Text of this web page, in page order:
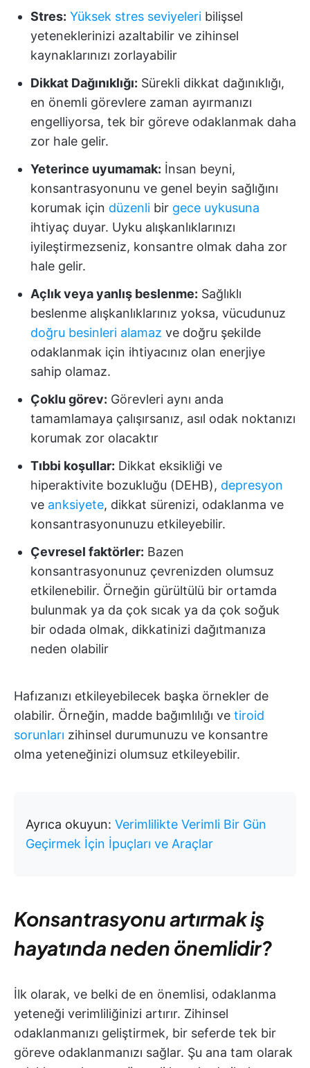
Stres: Yüksek stres seviyeleri bilişsel
yeteneklerinizi azaltabilir ve zihinsel
kaynaklarınızı zorlayabilir
Dikkat Dağınıklığı: Sürekli dikkat dağınıklığı,
en önemli görevlere zaman ayırmanızı
engelliyorsa, tek bir göreve odaklanmak daha
zor hale gelir.
Yeterince uyumamak: İnsan beyni,
konsantrasyonunu ve genel beyin sağlığını
korumak için düzenli bir gece uykusuna
ihtiyaç duyar. Uyku alışkanlıklarınızı
iyileştirmezseniz, konsantre olmak daha zor
hale gelir.
Açlık veya yanlış beslenme: Sağlıklı
beslenme alışkanlıklarınız yoksa, vücudunuz
doğru besinleri alamaz ve doğru şekilde
odaklanmak için ihtiyacınız olan enerjiye
sahip olamaz.
Çoklu görev: Görevleri aynı anda
tamamlamaya çalışırsanız, asıl odak noktanızı
korumak zor olacaktır
Tıbbi koşullar: Dikkat eksikliği ve
hiperaktivite bozukluğu (DEHB), depresyon
ve anksiyete, dikkat sürenizi, odaklanma ve
konsantrasyonunuzu etkileyebilir.
Çevresel faktörler: Bazen
konsantrasyonunuz çevrenizden olumsuz
etkilenebilir. Örneğin gürültülü bir ortamda
bulunmak ya da çok sıcak ya da çok soğuk
bir odada olmak, dikkatinizi dağıtmanıza
neden olabilir
Hafızanızı etkileyebilecek başka örnekler de
olabilir. Örneğin, madde bağımlılığı ve tiroid
sorunları zihinsel durumunuzu ve konsantre
olma yeteneğinizi olumsuz etkileyebilir.
Ayrıca okuyun: Verimlilikte Verimli Bir Gün
Geçirmek İçin İpuçları ve Araçlar
Konsantrasyonu artırmak iş
hayatında neden önemlidir?
İlk olarak, ve belki de en önemlisi, odaklanma
yeteneği verimliliğinizi artırır. Zihinsel
odaklanmanızı geliştirmek, bir seferde tek bir
göreve odaklanmanızı sağlar. Şu ana tam olarak